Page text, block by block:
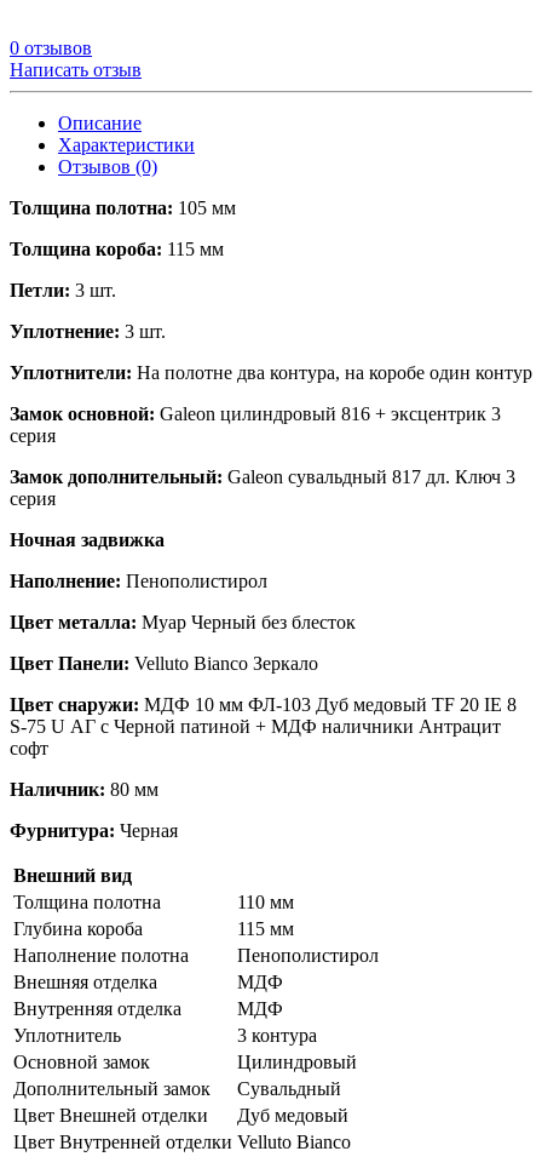
0 отзывов
Написать отзыв
Описание
Характеристики
Отзывов (0)
Толщина полотна: 105 мм
Толщина короба: 115 мм
Петли: 3 шт.
Уплотнение: 3 шт.
Уплотнители: На полотне два контура, на коробе один контур
Замок основной: Galeon цилиндровый 816 + эксцентрик 3
серия
Замок дополнительный: Galeon сувальдный 817 дл. Ключ 3
серия
Ночная задвижка
Наполнение: Пенополистирол
Цвет металла: Муар Черный без блесток
Цвет Панели: Velluto Bianco Зеркало
Цвет снаружи: МДФ 10 мм ФЛ-103 Дуб медовый TF 20 IE 8
S-75 U АГ с Черной патиной + МДФ наличники Антрацит
софт
Наличник: 80 мм
Фурнитура: Черная
Внешний вид
Толщина полотна
110 мм
Глубина короба
115 мм
Наполнение полотна
Пенополистирол
Внешняя отделка
МДФ
Внутренняя отделка
МДФ
Уплотнитель
3 контура
Основной замок
Цилиндровый
Дополнительный замок
Сувальдный
Цвет Внешней отделки
Дуб медовый
Цвет Внутренней отделки Velluto Bianco